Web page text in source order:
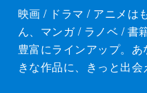
映画 / ドラマ / アニメは
ん、マンガ / ラノベ / 書
豊富にラインアップ。あ
きな作品に、きっと出会